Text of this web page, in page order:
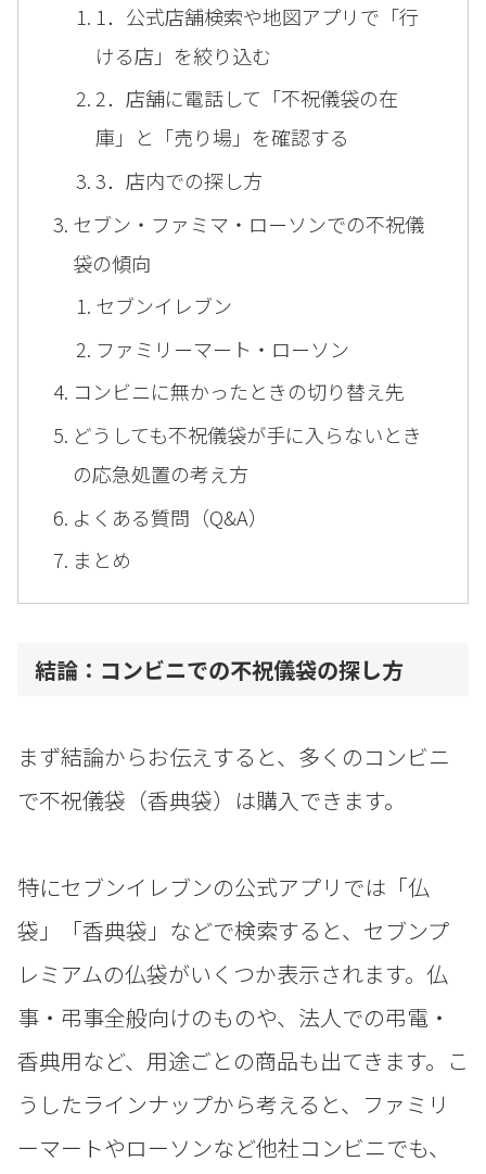
1．公式店舗検索や地図アプリで「行
ける店」を絞り込む
2．店舗に電話して「不祝儀袋の在
庫」と「売り場」を確認する
3．店内での探し方
セブン・ファミマ・ローソンでの不祝儀
袋の傾向
セブンイレブン
ファミリーマート・ローソン
コンビニに無かったときの切り替え先
どうしても不祝儀袋が手に入らないとき
の応急処置の考え方
よくある質問（Q&A）
まとめ
結論：コンビニでの不祝儀袋の探し方
まず結論からお伝えすると、多くのコンビニ
で不祝儀袋（香典袋）は購入できます。
特にセブンイレブンの公式アプリでは「仏
袋」「香典袋」などで検索すると、セブンプ
レミアムの仏袋がいくつか表示されます。仏
事・弔事全般向けのものや、法人での弔電・
香典用など、用途ごとの商品も出てきます。こ
うしたラインナップから考えると、ファミリ
ーマートやローソンなど他社コンビニでも、